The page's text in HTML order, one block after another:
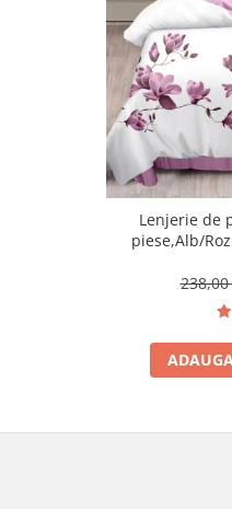
Lenjerie de
piese,Alb/